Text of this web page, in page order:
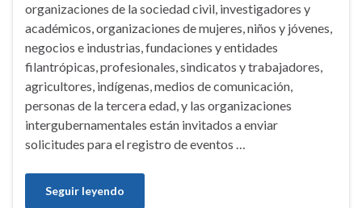
organizaciones de la sociedad civil, investigadores y
académicos, organizaciones de mujeres, niños y jóvenes,
negocios e industrias, fundaciones y entidades
filantrópicas, profesionales, sindicatos y trabajadores,
agricultores, indígenas, medios de comunicación,
personas de la tercera edad, y las organizaciones
intergubernamentales están invitados a enviar
solicitudes para el registro de eventos …
Seguir leyendo